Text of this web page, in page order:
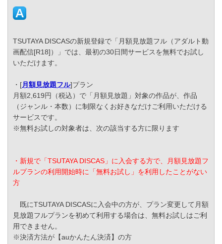
TSUTAYA DISCASの新規登録で「月額見放題フル（アダルト動
画配信[R18]）」では、最初の30日間サービスを無料でお試し
いただけます。
・[月額見放題フル]プラン
月額2,619円（税込）で「月額見放題」対象の作品が、作品
（ジャンル・本数）に制限なくお好きなだけご利用いただける
サービスです。
※無料お試しの対象者は、次の該当する方に限ります
・新規で「TSUTAYA DISCAS」に入会する方で、月額見放題フ
ルプランの利用開始時に「無料お試し」を利用したことがない
方
既にTSUTAYA DISCASに入会中の方が、プラン変更して月額
見放題フルプランを初めて利用する場合は、無料お試しはご利
用できません。
※決済方法が【auかんたん決済】の方